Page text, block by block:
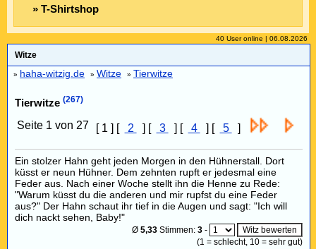
» T-Shirtshop
40 User online | 06.08.2026
Witze
» haha-witzig.de » Witze » Tierwitze
Tierwitze (267)
Seite 1 von 27 [ 1 ] [ 2 ] [ 3 ] [ 4 ] [ 5 ]
Ein stolzer Hahn geht jeden Morgen in den Hühnerstall. Dort
küsst er neun Hühner. Dem zehnten rupft er jedesmal eine
Feder aus. Nach einer Woche stellt ihn die Henne zu Rede:
"Warum küsst du die anderen und mir rupfst du eine Feder
aus?" Der Hahn schaut ihr tief in die Augen und sagt: "Ich will
dich nackt sehen, Baby!"
Ø 5,33 Stimmen: 3 -
(1 = schlecht, 10 = sehr gut)